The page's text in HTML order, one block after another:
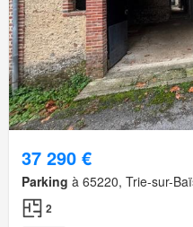
37 290 €
Parking à 65220, Trie-sur-
2